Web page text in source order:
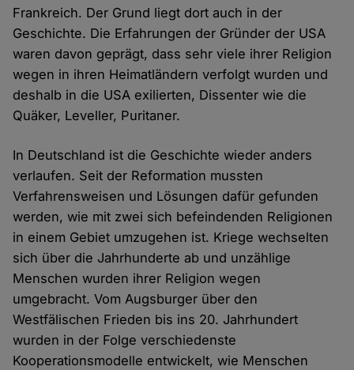
Frankreich. Der Grund liegt dort auch in der
Geschichte. Die Erfahrungen der Gründer der USA
waren davon geprägt, dass sehr viele ihrer Religion
wegen in ihren Heimatländern verfolgt wurden und
deshalb in die USA exilierten, Dissenter wie die
Quäker, Leveller, Puritaner.
In Deutschland ist die Geschichte wieder anders
verlaufen. Seit der Reformation mussten
Verfahrensweisen und Lösungen dafür gefunden
werden, wie mit zwei sich befeindenden Religionen
in einem Gebiet umzugehen ist. Kriege wechselten
sich über die Jahrhunderte ab und unzählige
Menschen wurden ihrer Religion wegen
umgebracht. Vom Augsburger über den
Westfälischen Frieden bis ins 20. Jahrhundert
wurden in der Folge verschiedenste
Kooperationsmodelle entwickelt, wie Menschen